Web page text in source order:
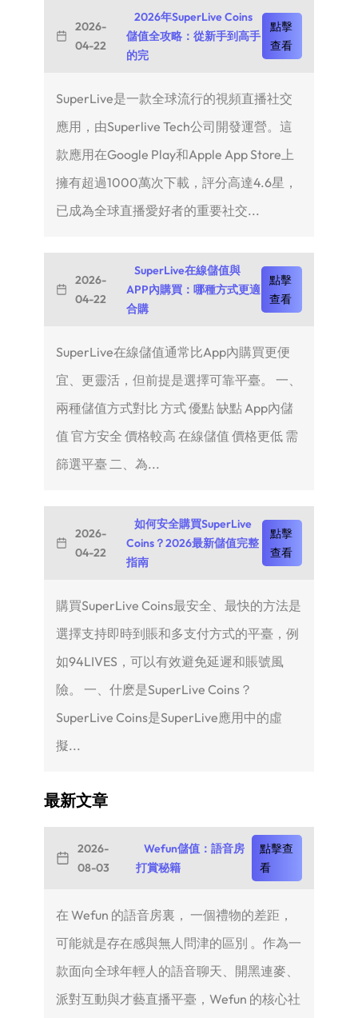
2026-
04-22
2026年SuperLive Coins
儲值全攻略：從新手到高手
的完
點擊
查看
SuperLive是一款全球流行的視頻直播社交
應用，由Superlive Tech公司開發運營。這
款應用在Google Play和Apple App Store上
擁有超過1000萬次下載，評分高達4.6星，
已成為全球直播愛好者的重要社交...
2026-
04-22
SuperLive在線儲值與
APP內購買：哪種方式更適
合購
點擊
查看
SuperLive在線儲值通常比App內購買更便
宜、更靈活，但前提是選擇可靠平臺。 一、
兩種儲值方式對比 方式 優點 缺點 App內儲
值 官方安全 價格較高 在線儲值 價格更低 需
篩選平臺 二、為...
2026-
04-22
如何安全購買SuperLive
Coins？2026最新儲值完整
指南
點擊
查看
購買SuperLive Coins最安全、最快的方法是
選擇支持即時到賬和多支付方式的平臺，例
如94LIVES，可以有效避免延遲和賬號風
險。 一、什麽是SuperLive Coins？
SuperLive Coins是SuperLive應用中的虛
擬...
最新文章
2026-
08-03
Wefun儲值：語音房
打賞秘籍
點擊查
看
在 Wefun 的語音房裏， 一個禮物的差距，
可能就是存在感與無人問津的區別 。作為一
款面向全球年輕人的語音聊天、開黑連麥、
派對互動與才藝直播平臺，Wefun 的核心社